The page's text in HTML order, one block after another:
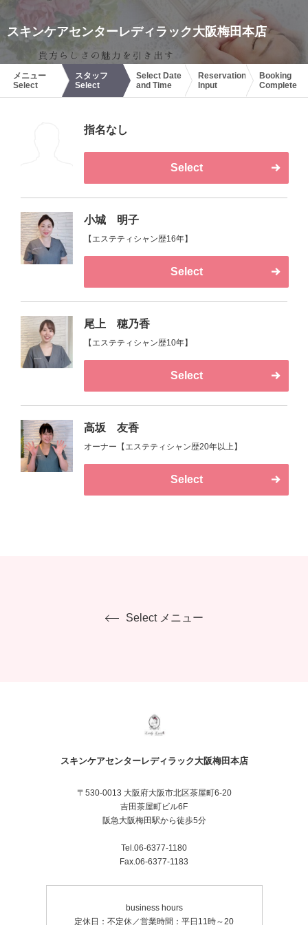
スキンケアセンターレディラック大阪梅田本店
メニュー
Select
スタッフ
Select
Select Date
and Time
Reservation
Input
Booking
Complete
指名なし
Select
小城 明子
【エステティシャン歴16年】
Select
尾上 穂乃香
【エステティシャン歴10年】
Select
高坂 友香
オーナー【エステティシャン歴20年以上】
Select
Select メニュー
スキンケアセンターレディラック大阪梅田本店
〒530-0013 大阪府大阪市北区茶屋町6-20
吉田茶屋町ビル6F
阪急大阪梅田駅から徒歩5分
Tel.06-6377-1180
Fax.06-6377-1183
business hours
定休日：不定休／営業時間：平日11時～20